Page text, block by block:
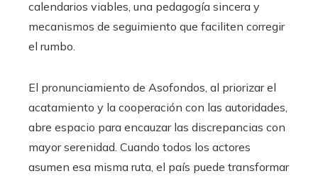
calendarios viables, una pedagogía sincera y
mecanismos de seguimiento que faciliten corregir
el rumbo.
El pronunciamiento de Asofondos, al priorizar el
acatamiento y la cooperación con las autoridades,
abre espacio para encauzar las discrepancias con
mayor serenidad. Cuando todos los actores
asumen esa misma ruta, el país puede transformar